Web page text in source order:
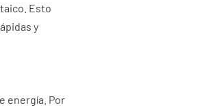
Esto
y
energía. Por